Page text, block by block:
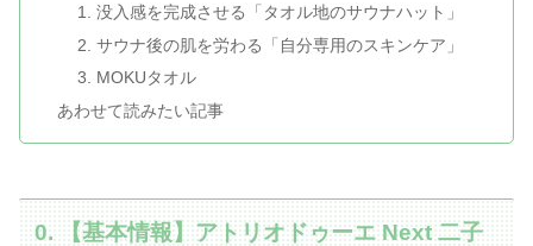
1. 没入感を完成させる「タオル地のサウナハット」
2. サウナ後の肌を労わる「自分専用のスキンケア」
3. MOKUタオル
あわせて読みたい記事
0. 【基本情報】アトリオドゥーエ Next 二子